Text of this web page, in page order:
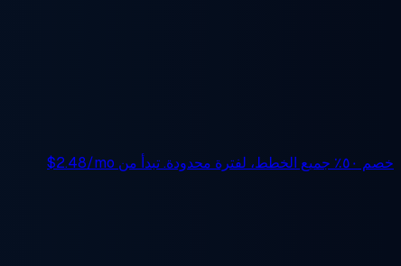
خصم ٥٠٪ جميع الخطط، لفترة محدودة. تبدأ من $2.48/mo